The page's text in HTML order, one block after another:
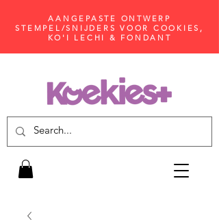
AANGEPASTE ONTWERP
STEMPEL/SNIJDERS VOOR COOKIES,
KO'I LECHI & FONDANT